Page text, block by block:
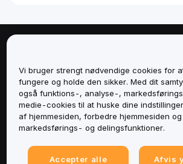
Tjenester
Support
Vi bruger strengt nødvendige cookies for
fungere og holde den sikker. Med dit
også funktions-, analyse-,
medie-cookies til at huske dine
af hjemmesiden, forbedre hjemmesiden
markedsførings- og delingsfunktioner.
Accepter alle Afvis